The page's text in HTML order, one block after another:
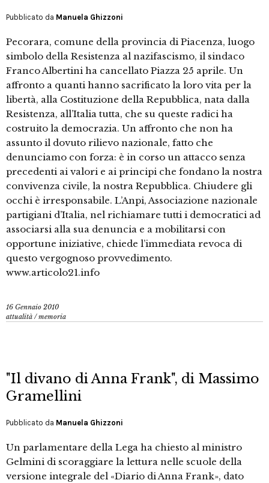
Pubblicato da Manuela Ghizzoni
Pecorara, comune della provincia di Piacenza, luogo
simbolo della Resistenza al nazifascismo, il sindaco
Franco Albertini ha cancellato Piazza 25 aprile. Un
affronto a quanti hanno sacrificato la loro vita per la
libertà, alla Costituzione della Repubblica, nata dalla
Resistenza, all’Italia tutta, che su queste radici ha
costruito la democrazia. Un affronto che non ha
assunto il dovuto rilievo nazionale, fatto che
denunciamo con forza: è in corso un attacco senza
precedenti ai valori e ai principi che fondano la nostra
convivenza civile, la nostra Repubblica. Chiudere gli
occhi è irresponsabile. L’Anpi, Associazione nazionale
partigiani d’Italia, nel richiamare tutti i democratici ad
associarsi alla sua denuncia e a mobilitarsi con
opportune iniziative, chiede l’immediata revoca di
questo vergognoso provvedimento.
www.articolo21.info
16 Gennaio 2010
attualità /memoria
"Il divano di Anna Frank", di Massimo
Gramellini
Pubblicato da Manuela Ghizzoni
Un parlamentare della Lega ha chiesto al ministro
Gelmini di scoraggiare la lettura nelle scuole della
versione integrale del «Diario di Anna Frank», dato